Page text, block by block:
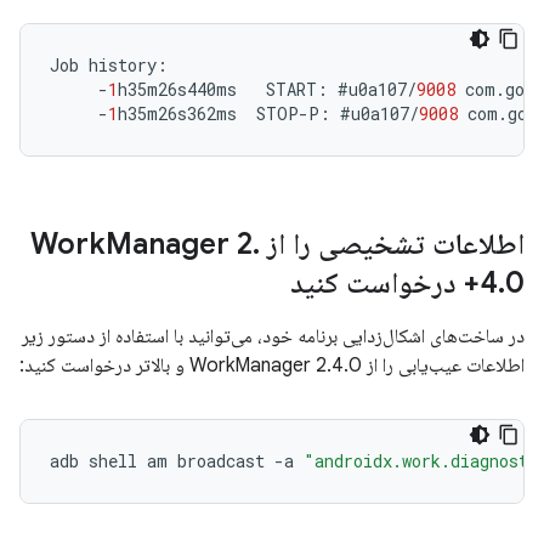
Job history :
-1h35m26s440ms START : #u0a107/9008 com .
-1h35m26s362ms STOP-P : #u0a107/9008 com .
اطلاعات تشخیصی را از Work Manager 2.
4.0+ درخواست کنید
در ساخت‌های اشکال‌زدایی برنامه خود، می‌توانید با استفاده از دستور زیر
اطلاعات عیب‌یابی را از WorkManager 2.4.0 و بالاتر درخواست کنید:
adb shell am broadcast -a